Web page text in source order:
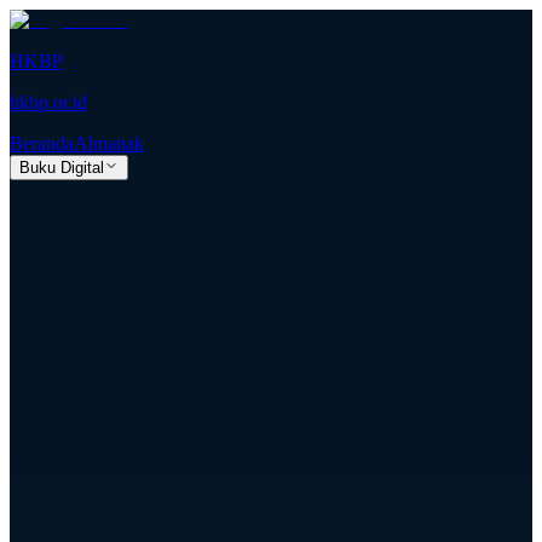
HKBP
hkbp.or.id
BerandaAlmanak
Buku Digital